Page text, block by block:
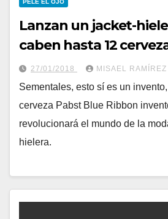
PELE EL OJO
Lanzan un jacket-
caben hasta 12
27/01/2018 MISAEL RAMÍREZ
Sementales, esto sí es un
cerveza Pabst Blue Ribbon
revolucionará el mundo de la
hielera.